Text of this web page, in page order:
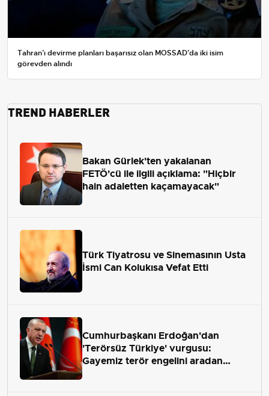
Tahran’ı devirme planları başarısız olan MOSSAD’da iki isim
görevden alındı
TREND HABERLER
Bakan Gürlek'ten yakalanan
FETÖ'cü ile ilgili açıklama: "Hiçbir
hain adaletten kaçamayacak"
Türk Tiyatrosu ve Sinemasının Usta
İsmi Can Kolukısa Vefat Etti
Cumhurbaşkanı Erdoğan'dan
'Terörsüz Türkiye' vurgusu:
Gayemiz terör engelini aradan